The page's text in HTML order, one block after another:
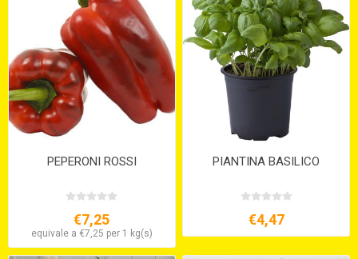
PEPERONI ROSSI
€7,25
equivale a €7,25 per 1 kg(s)
PIANTINA BASILICO
€4,47